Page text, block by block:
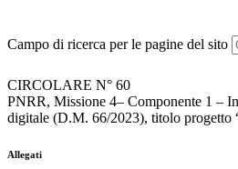
Campo di ricerca per le pagine del sito
CIRCOLARE N° 60
PNRR, Missione 4– Componente 1 –
digitale (D.M. 66/2023), titolo progetto
Allegati